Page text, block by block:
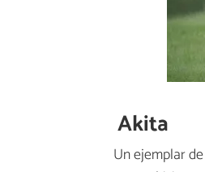
Akita
Un ejemplar